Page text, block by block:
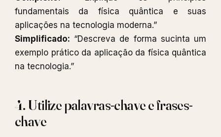
fundamentais da física quântica e suas
aplicações na tecnologia moderna.”
Simplificado: “Descreva de forma sucinta um
exemplo prático da aplicação da física quântica
na tecnologia.”
4. Utilize palavras-chave e frases-
chave